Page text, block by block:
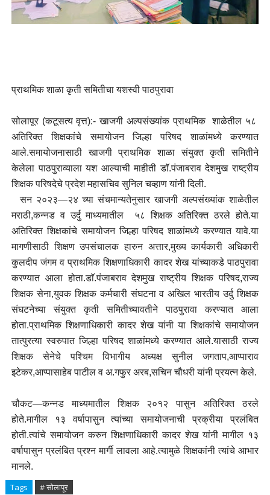
प्राथमिक शाळा कृती समितीचा यशस्वी पाठपुरावा
सोलापूर (कटूसत्य वृत्त):- खाजगी अल्पसंख्यांक प्राथमिक शाळेतील ५८
अतिरिक्त शिक्षकांचे समायोजन जिल्हा परिषद शाळांमध्ये करण्यात
आले.समायोजनासाठी खाजगी प्राथमिक शाळा संयुक्त कृती समितीने
केलेला पाठपुराव्याला यश आल्याची माहीती डाॅ.पंजाबराव देशमुख राष्ट्रीय
शिक्षक परिषदेचे प्रदेश महासचिव सुनिल चव्हाण यांनी दिली.
सन २०२३—२४ च्या संचमान्यतेनुसार खाजगी अल्पसंख्यांक शाळेतील
मराठी,कन्नड व उर्दु माध्यमातील ५८ शिक्षक अतिरिक्त ठरले होते.या
अतिरिक्त शिक्षकांचे समायोजन जिल्हा परिषद शाळांमध्ये करण्यात यावे.या
मागणीसाठी शिक्षण उपसंचालक हारुन अत्तार,मुख्य कार्यकारी अधिकारी
कुलदीप जंगम व प्राथमिक शिक्षणाधिकारी कादर शेख यांच्याकडे पाठपुरावा
करण्यात आला होता.डाॅ.पंजाबराव देशमुख राष्ट्रीय शिक्षक परिषद,राज्य
शिक्षक सेना,युवक शिक्षक कर्मचारी संघटना व अखिल भारतीय उर्दु शिक्षक
संघटनेच्या संयुक्त कृती समितीच्यावतीने पाठपुरावा करण्यात आला
होता.प्राथमिक शिक्षणाधिकारी कादर शेख यांनी या शिक्षकांचे समायोजन
तात्पुरत्या स्वरुपात जिल्हा परिषद शाळांमध्ये करण्यात आले.यासाठी राज्य
शिक्षक सेनेचे पश्चिम विभागीय अध्यक्ष सुनील जगताप,आप्पाराव
इटेकर,आप्पासाहेब पाटील व अ.गफुर अरब,सचिन चौधरी यांनी प्रयत्न केले.
चौकट—कन्नड माध्यमातील शिक्षक २०१२ पासुन अतिरिक्त ठरले
होते.मागील १३ वर्षापासुन त्यांच्या समायोजनाची प्रक्रीया प्रलंबित
होती.त्यांचे समायोजन करुन शिक्षणाधिकारी कादर शेख यांनी मागील १३
वर्षापासुन प्रलंबित प्रश्न मार्गी लावला आहे.त्यामुळे शिक्षकांनी त्यांचे आभार
मानले.
Tags # सोलापूर